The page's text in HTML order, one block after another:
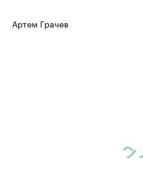
Артем Грачев